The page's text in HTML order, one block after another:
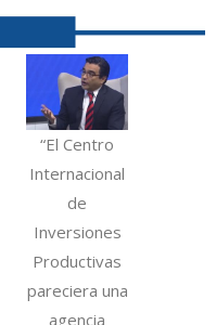
“El Centro
Internacional
de
Inversiones
Productivas
pareciera una
agencia